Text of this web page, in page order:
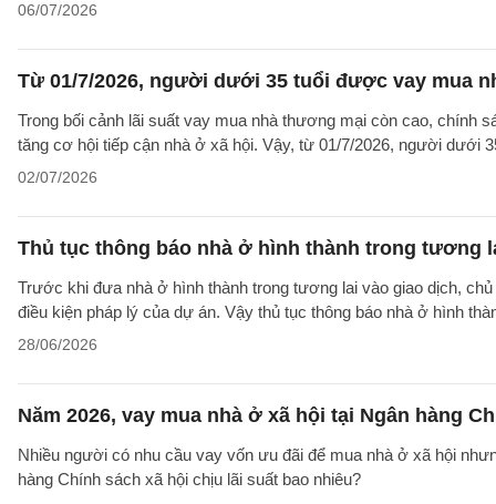
06/07/2026
Từ 01/7/2026, người dưới 35 tuổi được vay mua
Trong bối cảnh lãi suất vay mua nhà thương mại còn cao, chính
tăng cơ hội tiếp cận nhà ở xã hội. Vậy, từ 01/7/2026, người dưới
02/07/2026
Thủ tục thông báo nhà ở hình thành trong tương
Trước khi đưa nhà ở hình thành trong tương lai vào giao dịch,
điều kiện pháp lý của dự án. Vậy thủ tục thông báo nhà ở hình
28/06/2026
Năm 2026, vay mua nhà ở xã hội tại Ngân hàng
Nhiều người có nhu cầu vay vốn ưu đãi để mua nhà ở xã hội
hàng Chính sách xã hội chịu lãi suất bao nhiêu?